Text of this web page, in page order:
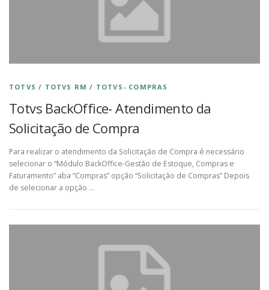
TOTVS / TOTVS RM / TOTVS- COMPRAS
Totvs BackOffice- Atendimento da
Solicitação de Compra
Para realizar o atendimento da Solicitação de Compra é necessário
selecionar o “Módulo BackOffice-Gestão de Estoque, Compras e
Faturamento” aba “Compras” opção “Solicitação de Compras” Depois
de selecionar a opção …